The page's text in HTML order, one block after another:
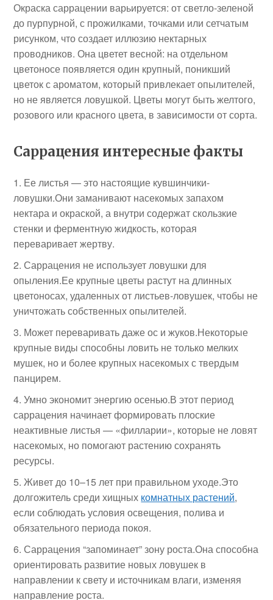
Окраска саррацении варьируется: от светло-зеленой
до пурпурной, с прожилками, точками или сетчатым
рисунком, что создает иллюзию нектарных
проводников. Она цветет весной: на отдельном
цветоносе появляется один крупный, поникший
цветок с ароматом, который привлекает опылителей,
но не является ловушкой. Цветы могут быть желтого,
розового или красного цвета, в зависимости от сорта.
Саррацения интересные факты
Ее листья — это настоящие кувшинчики-
ловушки.Они заманивают насекомых запахом
нектара и окраской, а внутри содержат скользкие
стенки и ферментную жидкость, которая
переваривает жертву.
Саррацения не использует ловушки для
опыления.Ее крупные цветы растут на длинных
цветоносах, удаленных от листьев-ловушек, чтобы не
уничтожать собственных опылителей.
Может переваривать даже ос и жуков.Некоторые
крупные виды способны ловить не только мелких
мушек, но и более крупных насекомых с твердым
панцирем.
Умно экономит энергию осенью.В этот период
саррацения начинает формировать плоские
неактивные листья — «филларии», которые не ловят
насекомых, но помогают растению сохранять
ресурсы.
Живет до 10–15 лет при правильном уходе.Это
долгожитель среди хищных комнатных растений,
если соблюдать условия освещения, полива и
обязательного периода покоя.
Саррацения “запоминает” зону роста.Она способна
ориентировать развитие новых ловушек в
направлении к свету и источникам влаги, изменяя
направление роста.